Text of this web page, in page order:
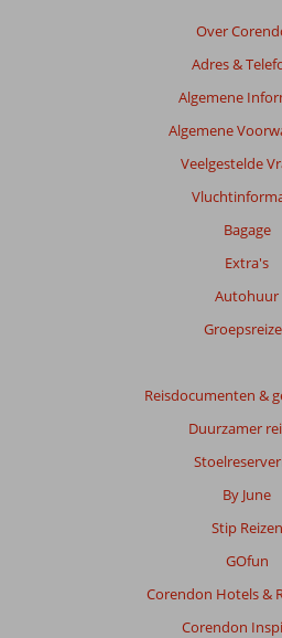
Over
Adres &
Algemene
Algemene
Veelgestelde
Bagage
Extra's
Autohuur
Reisdocumenten &
Duurzamer
By June
Stip Reizen
GOfun
Corendon Hotels &
Corendon